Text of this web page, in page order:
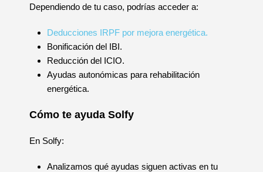
Dependiendo de tu caso, podrías acceder a:
Deducciones IRPF por mejora energética.
Bonificación del IBI.
Reducción del ICIO.
Ayudas autonómicas para rehabilitación
energética.
Cómo te ayuda Solfy
En Solfy:
Analizamos qué ayudas siguen activas en tu